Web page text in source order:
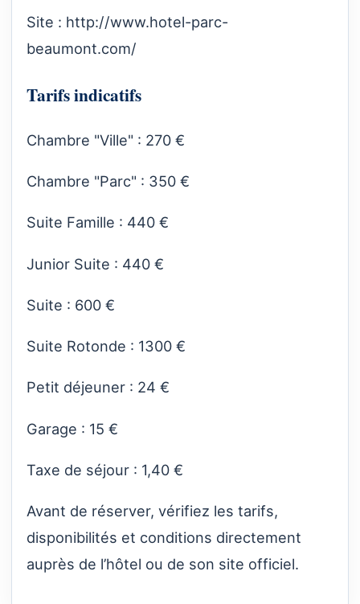
Site : http://www.hotel-parc-
beaumont.com/
Tarifs indicatifs
Chambre "Ville" : 270 €
Chambre "Parc" : 350 €
Suite Famille : 440 €
Junior Suite : 440 €
Suite : 600 €
Suite Rotonde : 1300 €
Petit déjeuner : 24 €
Garage : 15 €
Taxe de séjour : 1,40 €
Avant de réserver, vérifiez les tarifs,
disponibilités et conditions directement
auprès de l’hôtel ou de son site officiel.